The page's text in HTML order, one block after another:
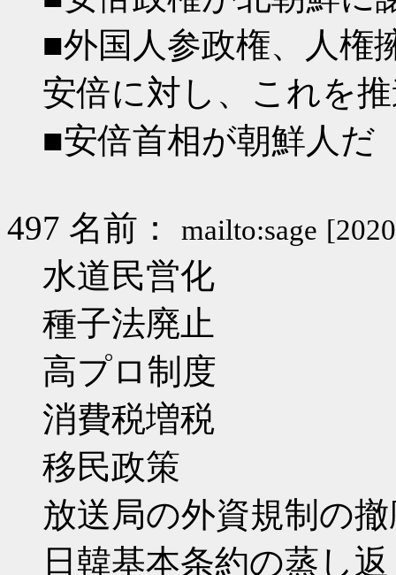
■外国人参政権、人権
安倍に対し、これを
■安倍首相が朝鮮人だ
497 名前： mailto:sage
水道民営化
種子法廃止
高プロ制度
消費税増税
移民政策
放送局の外資規制の
日韓基本条約の蒸し